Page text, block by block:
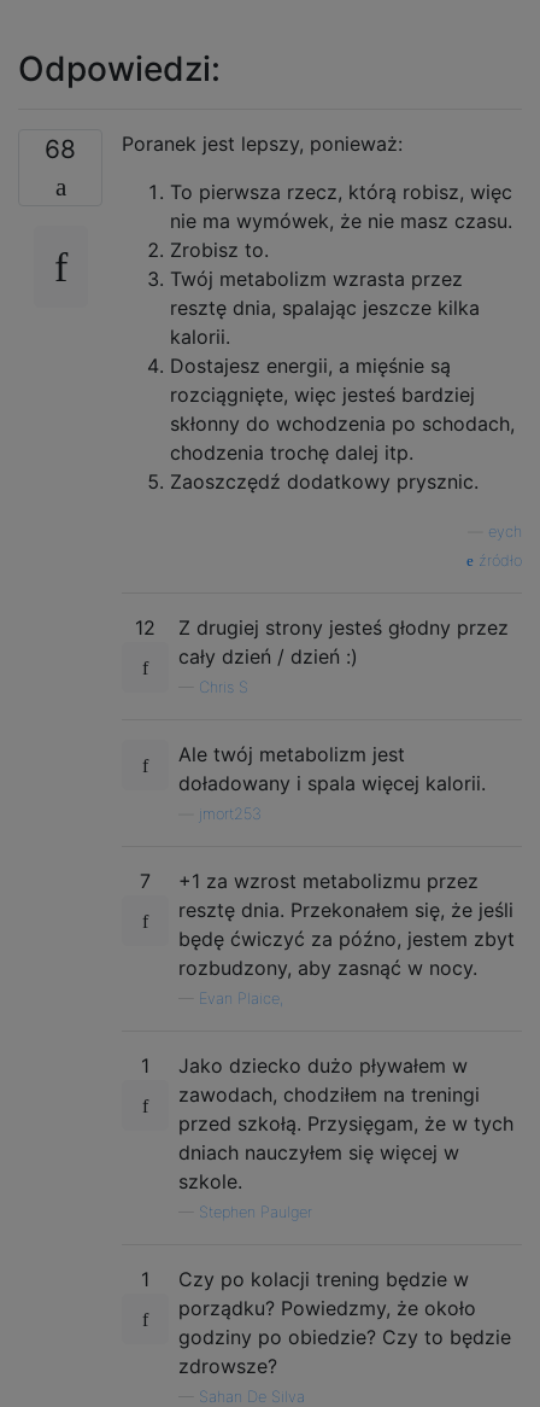
Odpowiedzi:
68
Poranek jest lepszy, ponieważ:
To pierwsza rzecz, którą robisz, więc
nie ma wymówek, że nie masz czasu.
Zrobisz to.
Twój metabolizm wzrasta przez
resztę dnia, spalając jeszcze kilka
kalorii.
Dostajesz energii, a mięśnie są
rozciągnięte, więc jesteś bardziej
skłonny do wchodzenia po schodach,
chodzenia trochę dalej itp.
Zaoszczędź dodatkowy prysznic.
eych
źródło
12
Z drugiej strony jesteś głodny przez
cały dzień / dzień :)
Chris S
Ale twój metabolizm jest
doładowany i spala więcej kalorii.
jmort253
7
+1 za wzrost metabolizmu przez
resztę dnia. Przekonałem się, że jeśli
będę ćwiczyć za późno, jestem zbyt
rozbudzony, aby zasnąć w nocy.
Evan Plaice,
1
Jako dziecko dużo pływałem w
zawodach, chodziłem na treningi
przed szkołą. Przysięgam, że w tych
dniach nauczyłem się więcej w
szkole.
Stephen Paulger
1
Czy po kolacji trening będzie w
porządku? Powiedzmy, że około
godziny po obiedzie? Czy to będzie
zdrowsze?
Sahan De Silva